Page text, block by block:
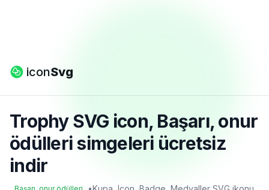
iconSvg
Trophy SVG icon, Başarı, onur
ödülleri simgeleri ücretsiz
indir